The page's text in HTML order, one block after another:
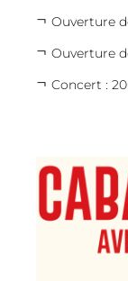
Ouverture
Ouverture
Concert :